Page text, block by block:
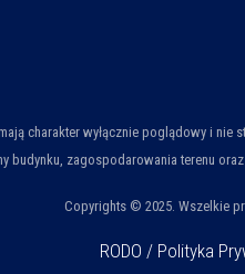
charakter wyłącznie poglądowy i
budynku, zagospodarowania terenu
Copyrights © 2025. Wszelkie
RODO / Polityka